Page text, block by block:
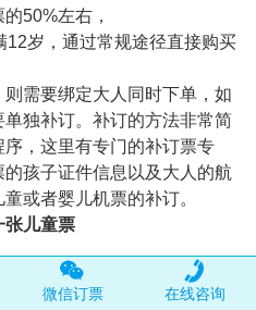
50%左右，
岁，通过常规途径直接购买
需要绑定大人同时下单，如
独补订。补订的方法非常简
，这里有专门的补订票专
孩子证件信息以及大人的航
或者婴儿机票的补订。
儿童票
成人机票的航班号、订单
、户口本或护照），客服将
微信订票 在线咨询